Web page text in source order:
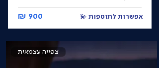
900 ₪ אפשרות לתוספות 💫
צפייה עצמאית